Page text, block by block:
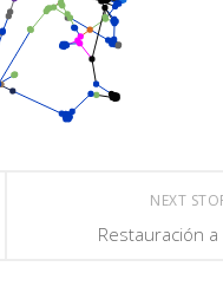
NEXT
Restauración a